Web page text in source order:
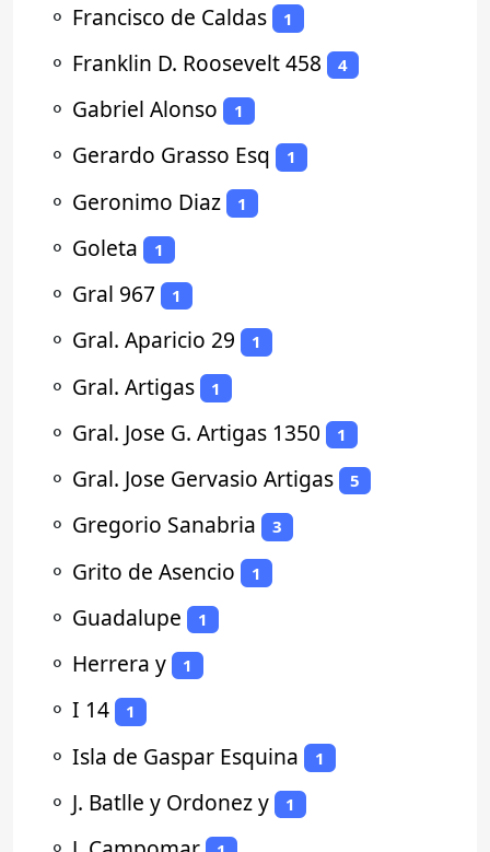
⚬ Francisco de Caldas 1
⚬ Franklin D. Roosevelt 458 4
⚬ Gabriel Alonso 1
⚬ Gerardo Grasso Esq 1
⚬ Geronimo Diaz 1
⚬ Goleta 1
⚬ Gral 967 1
⚬ Gral. Aparicio 29 1
⚬ Gral. Artigas 1
⚬ Gral. Jose G. Artigas 1350 1
⚬ Gral. Jose Gervasio Artigas 5
⚬ Gregorio Sanabria 3
⚬ Grito de Asencio 1
⚬ Guadalupe 1
⚬ Herrera y 1
⚬ I 14 1
⚬ Isla de Gaspar Esquina 1
⚬ J. Batlle y Ordonez y 1